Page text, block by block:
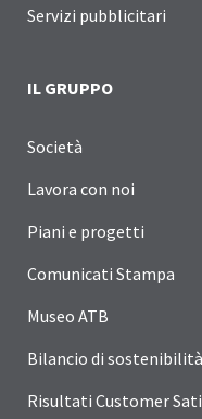
Servizi pubblicitari
IL GRUPPO
Società
Lavora con noi
Piani e progetti
Comunicati Stampa
Museo ATB
Bilancio di sostenibilità
Risultati Customer